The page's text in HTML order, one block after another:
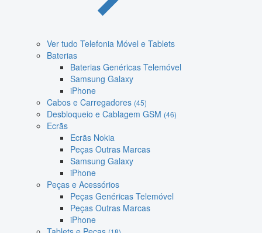
Ver tudo Telefonia Móvel e Tablets
Baterias
Baterias Genéricas Telemóvel
Samsung Galaxy
iPhone
Cabos e Carregadores (45)
Desbloqueio e Cablagem GSM (46)
Ecrãs
Ecrãs Nokia
Peças Outras Marcas
Samsung Galaxy
iPhone
Peças e Acessórios
Peças Genéricas Telemóvel
Peças Outras Marcas
iPhone